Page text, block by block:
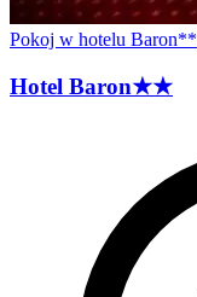
Pokoj w hotelu Baron**
Hotel Baron★★